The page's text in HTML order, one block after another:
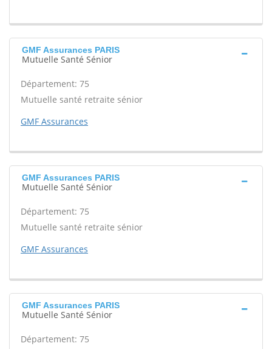
GMF Assurances PARIS
Mutuelle Santé Sénior
Département: 75
Mutuelle santé retraite sénior
GMF Assurances
GMF Assurances PARIS
Mutuelle Santé Sénior
Département: 75
Mutuelle santé retraite sénior
GMF Assurances
GMF Assurances PARIS
Mutuelle Santé Sénior
Département: 75